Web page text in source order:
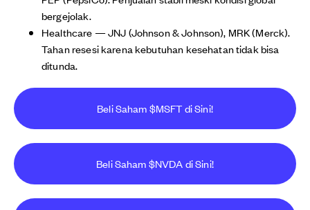
bergejolak.
Healthcare — JNJ (Johnson & Johnson), MRK (Merck).
Tahan resesi karena kebutuhan kesehatan tidak bisa
ditunda.
Beli Saham $MSFT di Sini!
Beli Saham $NVDA di Sini!